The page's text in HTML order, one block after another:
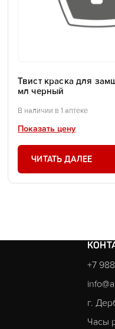
Твист краска для
мл черный
В наличии в 1 аптеке
Показать цену
ЧИТАТЬ ДАЛЕЕ
+7
г.
Часы